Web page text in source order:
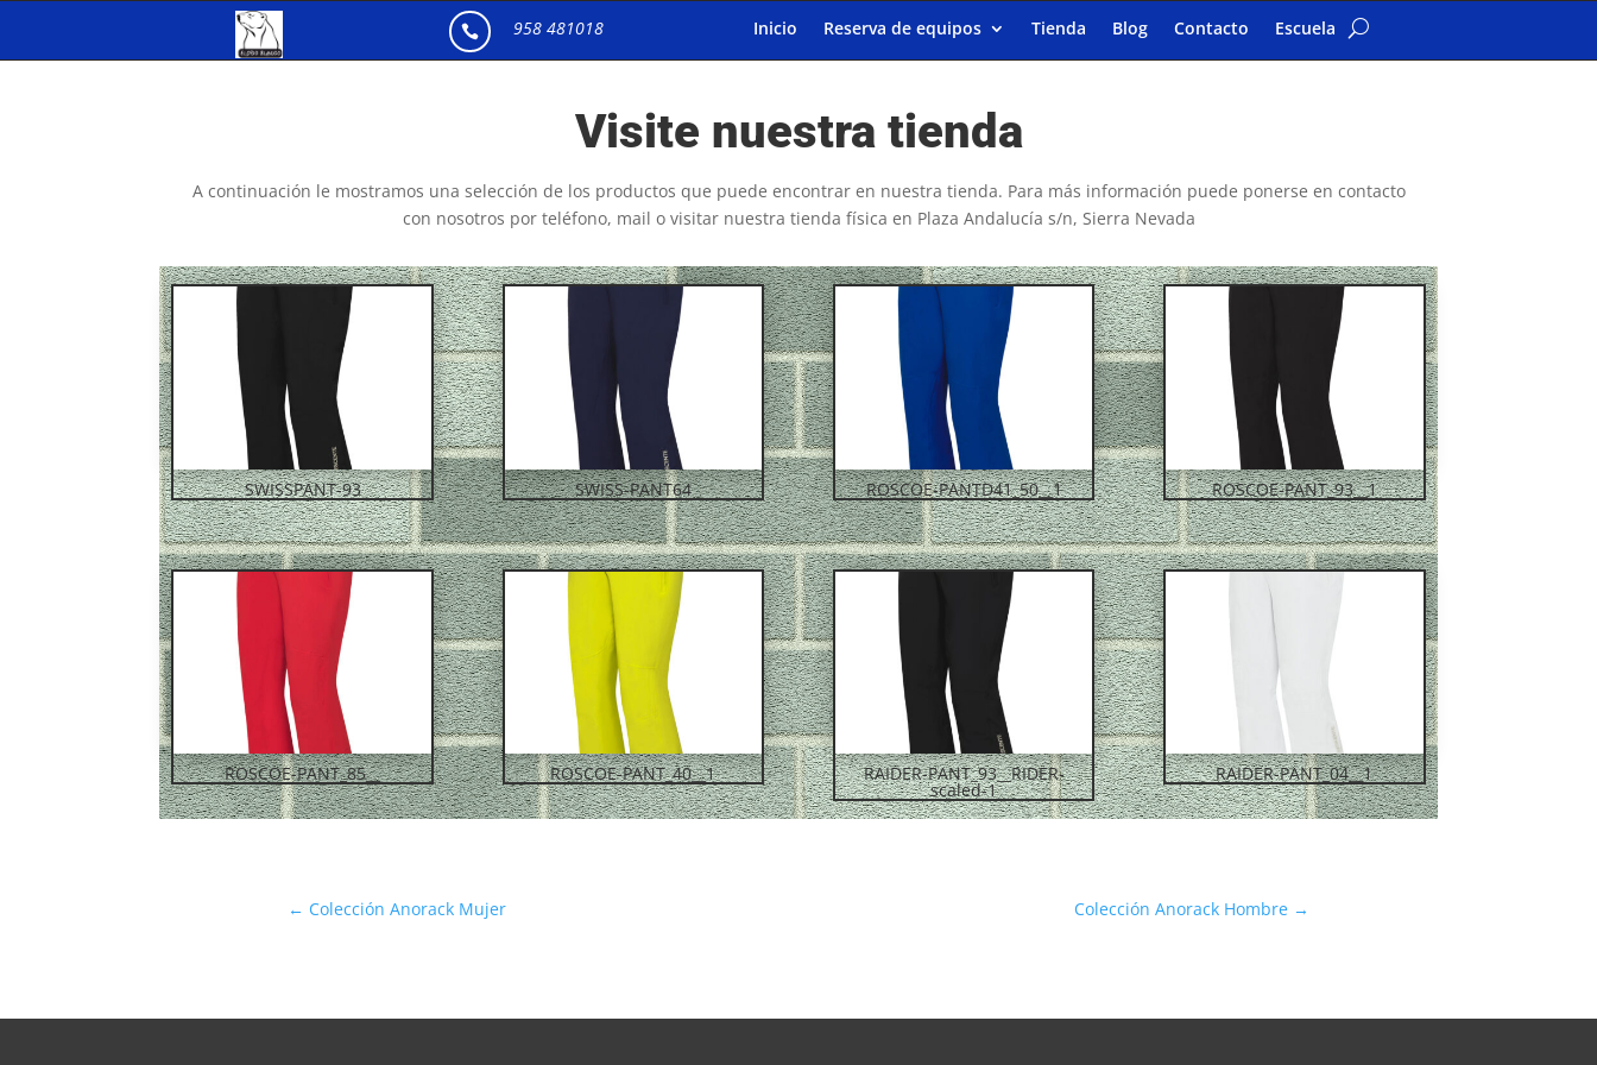
 958 481018 Inicio Reserva de equipos Tienda Blog Contacto Escuela
Visite nuestra tienda
A continuación le mostramos una selección de los productos que puede encontrar en nuestra tienda. Para más información puede ponerse en contacto
con nosotros por teléfono, mail o visitar nuestra tienda física en Plaza Andalucía s/n, Sierra Nevada
SWISSPANT-93 SWISS-PANT64 ROSCOE-PANTD41_50__1 ROSCOE-PANT_93__1
ROSCOE-PANT_85__ ROSCOE-PANT_40__1 RAIDER-PANT_93__RIDER-
scaled-1
RAIDER-PANT_04__1
← Colección Anorack Mujer Colección Anorack Hombre →